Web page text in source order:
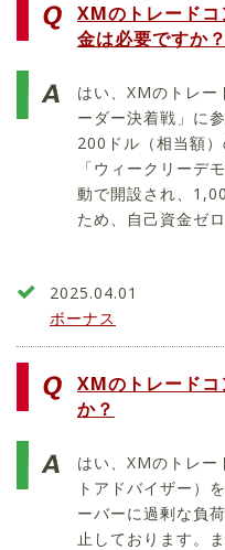
XMのトレード
金は必要ですか？
はい、XMのトレー
ーダー決着戦」に
200ドル（相当額）
「ウィークリーデ
動で開設され、
ため、自己資金ゼ
2025.04.01
ボーナス
XMのトレード
か？
はい、XMのトレー
トアドバイザー）
ーバーに過剰な負
止しております。